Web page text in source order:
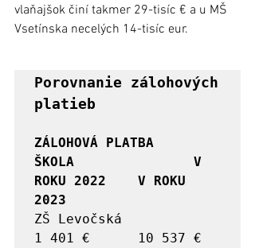
vlaňajšok činí takmer 29-tisíc € a u MŠ
Vsetínska necelých 14-tisíc eur.
Porovnanie zálohových
platieb
ZÁLOHOVÁ PLATBA
ŠKOLA               V
ROKU 2022    V ROKU
2023
ZŠ Levočská
1 401 €	     10 537 €